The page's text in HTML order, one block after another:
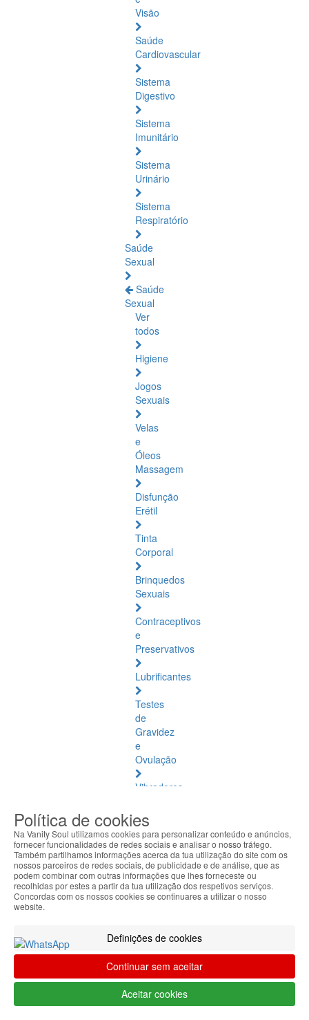
Visão
Saúde
Cardiovascular
Sistema
Digestivo
Sistema
Imunitário
Sistema
Urinário
Sistema
Respiratório
Saúde
Sexual
Saúde
Sexual
Ver
todos
Higiene
Jogos
Sexuais
Velas
e
Óleos
Massagem
Disfunção
Erétil
Tinta
Corporal
Brinquedos
Sexuais
Contraceptivos
e
Preservativos
Lubrificantes
Testes
de
Gravidez
e
Ovulação
Vibradores
Estimuladores
Saúde
Natural
Saúde
Natural
Âmbar
Báltico
Articulações
e
Política de cookies
Na Vanity Soul utilizamos cookies para personalizar conteúdo e anúncios,
fornecer funcionalidades de redes sociais e analisar o nosso tráfego.
Também partilhamos informações acerca da tua utilização do site com os
nossos parceiros de redes sociais, de publicidade e de análise, que as
podem combinar com outras informações que lhes forneceste ou
recolhidas por estes a partir da tua utilização dos respetivos serviços.
Concordas com os nossos cookies se continuares a utilizar o nosso
website.
Definições de cookies
Continuar sem aceitar
Aceitar cookies